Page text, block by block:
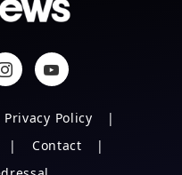
Privacy Policy
Contact